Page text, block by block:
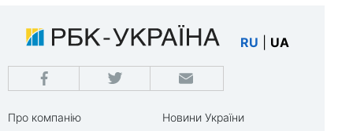
RU UA
Про компанію
Новини України